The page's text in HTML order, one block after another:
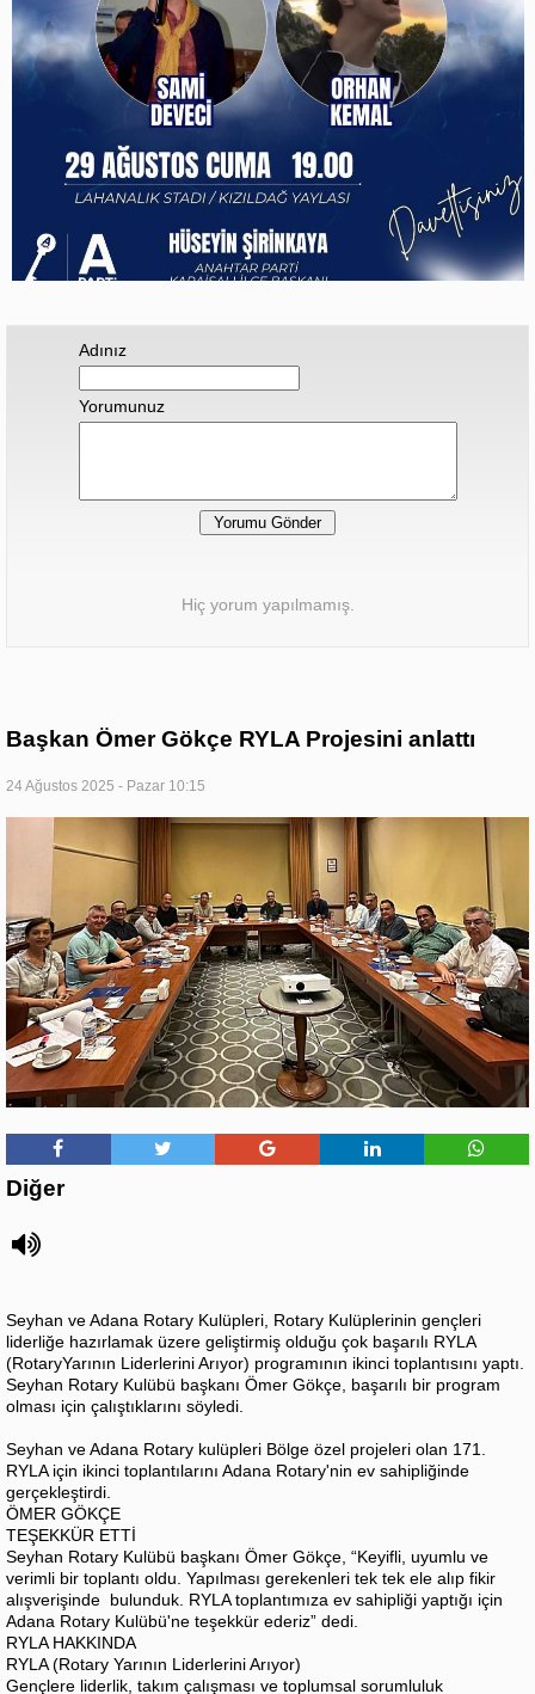
Adınız
Yorumunuz
Hiç yorum yapılmamış.
Başkan Ömer Gökçe RYLA Projesini anlattı
24 Ağustos 2025 - Pazar 10:15
Diğer
Seyhan ve Adana Rotary Kulüpleri, Rotary Kulüplerinin gençleri
liderliğe hazırlamak üzere geliştirmiş olduğu çok başarılı RYLA
(RotaryYarının Liderlerini Arıyor) programının ikinci toplantısını yaptı.
Seyhan Rotary Kulübü başkanı Ömer Gökçe, başarılı bir program
olması için çalıştıklarını söyledi.
Seyhan ve Adana Rotary kulüpleri Bölge özel projeleri olan 171.
RYLA için ikinci toplantılarını Adana Rotary'nin ev sahipliğinde
gerçekleştirdi.
ÖMER GÖKÇE
TEŞEKKÜR ETTİ
Seyhan Rotary Kulübü başkanı Ömer Gökçe, “Keyifli, uyumlu ve
verimli bir toplantı oldu. Yapılması gerekenleri tek tek ele alıp fikir
alışverişinde bulunduk. RYLA toplantımıza ev sahipliği yaptığı için
Adana Rotary Kulübü'ne teşekkür ederiz” dedi.
RYLA HAKKINDA
RYLA (Rotary Yarının Liderlerini Arıyor)
Gençlere liderlik, takım çalışması ve toplumsal sorumluluk